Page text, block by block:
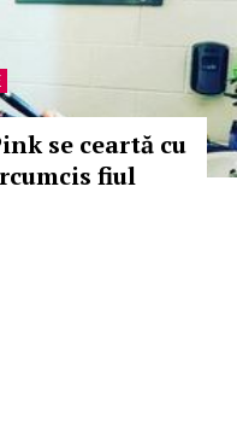
se ceartă cu
fiul